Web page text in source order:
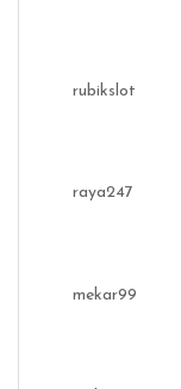
rubikslot
raya247
mekar99